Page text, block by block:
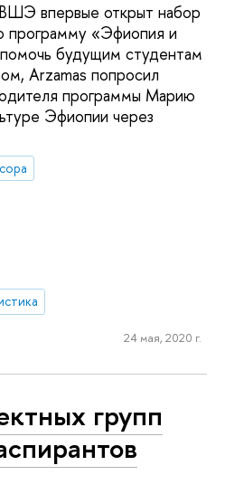
впервые открыт набор
программу «Эфиопия и
будущим студентам
Arzamas попросил
программы Марию
Эфиопии через
24 мая, 2020 г.
групп